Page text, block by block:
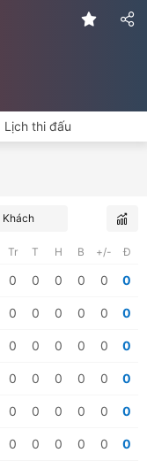
Lịch thi đấu
Khách
Tr T H B +/- Đ
0 0 0 0 0 0
0 0 0 0 0 0
0 0 0 0 0 0
0 0 0 0 0 0
0 0 0 0 0 0
0 0 0 0 0 0